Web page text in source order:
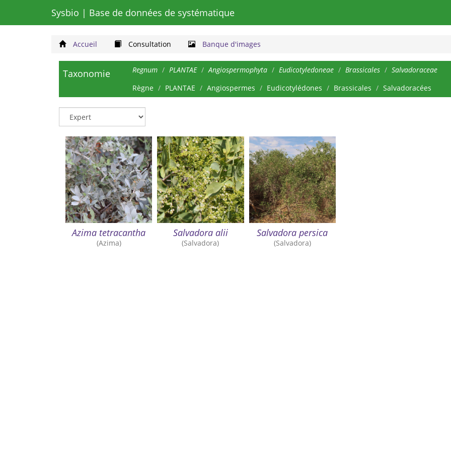
Sysbio | Base de données de systématique
Accueil Consultation Banque d'images
Taxonomie Regnum PLANTAE Angiospermophyta Eudicotyledoneae Brassicales
Salvadoraceae
Règne
PLANTAE Angiospermes Eudicotylédones Brassicales Salvadoracées
Azima tetracantha
(Azima)
Salvadora alii
(Salvadora)
Salvadora persica
(Salvadora)